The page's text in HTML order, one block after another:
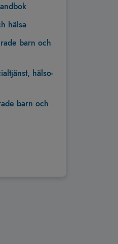
hälsa
barn och
hälso-
barn och